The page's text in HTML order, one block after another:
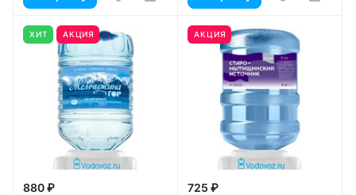
ХИТ АКЦИЯ
880 ₽
АКЦИЯ
725 ₽